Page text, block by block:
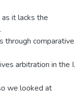
it lacks the
through comparative
arbitration in the I.
we looked at